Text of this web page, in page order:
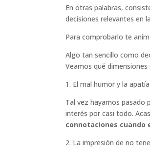
En otras palabras,
decisiones relevantes en
Para comprobarlo te
Algo tan sencillo como
Veamos qué
1. El mal humor y la apatía
Tal vez hayamos pasado
interés por casi todo.
connotaciones
2. La impresión de no